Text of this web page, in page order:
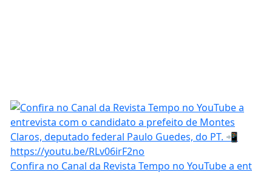
Confira no Canal da Revista Tempo no YouTube a ent